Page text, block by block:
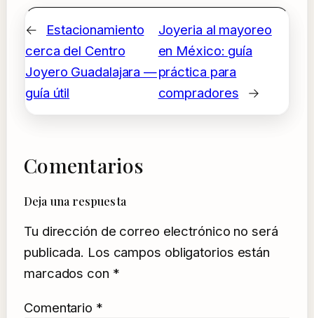
←
Estacionamiento
cerca del Centro
Joyero Guadalajara —
guía útil
Joyeria al mayoreo
en México: guía
práctica para
compradores
→
Comentarios
Deja una respuesta
Tu dirección de correo electrónico no será
publicada. Los campos obligatorios están
marcados con *
Comentario *